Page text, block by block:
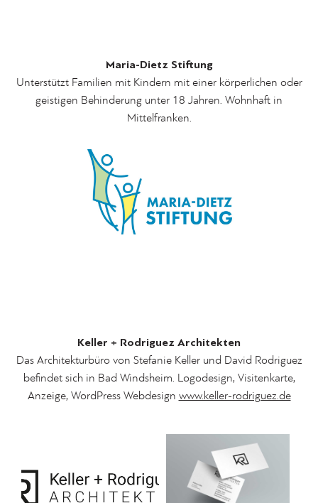
Maria-Dietz Stiftung
Unterstützt Familien mit Kindern mit einer körperlichen oder
geistigen Behinderung unter 18 Jahren. Wohnhaft in
Mittelfranken.
Keller + Rodriguez Architekten
Das Architekturbüro von Stefanie Keller und David Rodriguez
befindet sich in Bad Windsheim. Logodesign, Visitenkarte,
Anzeige, WordPress Webdesign www.keller-rodriguez.de